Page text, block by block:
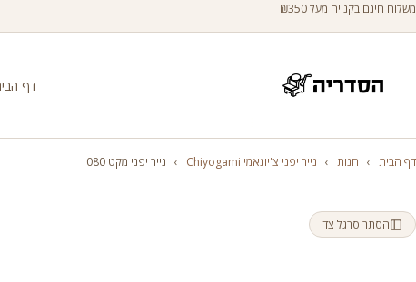
משלוח חינם בקנייה מעל ₪350
דף
דף הבית › חנות › נייר יפני צ'יוגאמי Chiyogami › נייר יפני מקט 080
הסתר סרגל צד